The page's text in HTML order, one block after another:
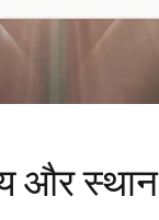
और स्थान